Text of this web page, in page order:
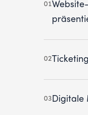
01
02
03 Digitale